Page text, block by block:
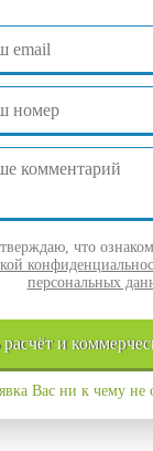
что
персональных
расчёт и
Вас ни к чему не